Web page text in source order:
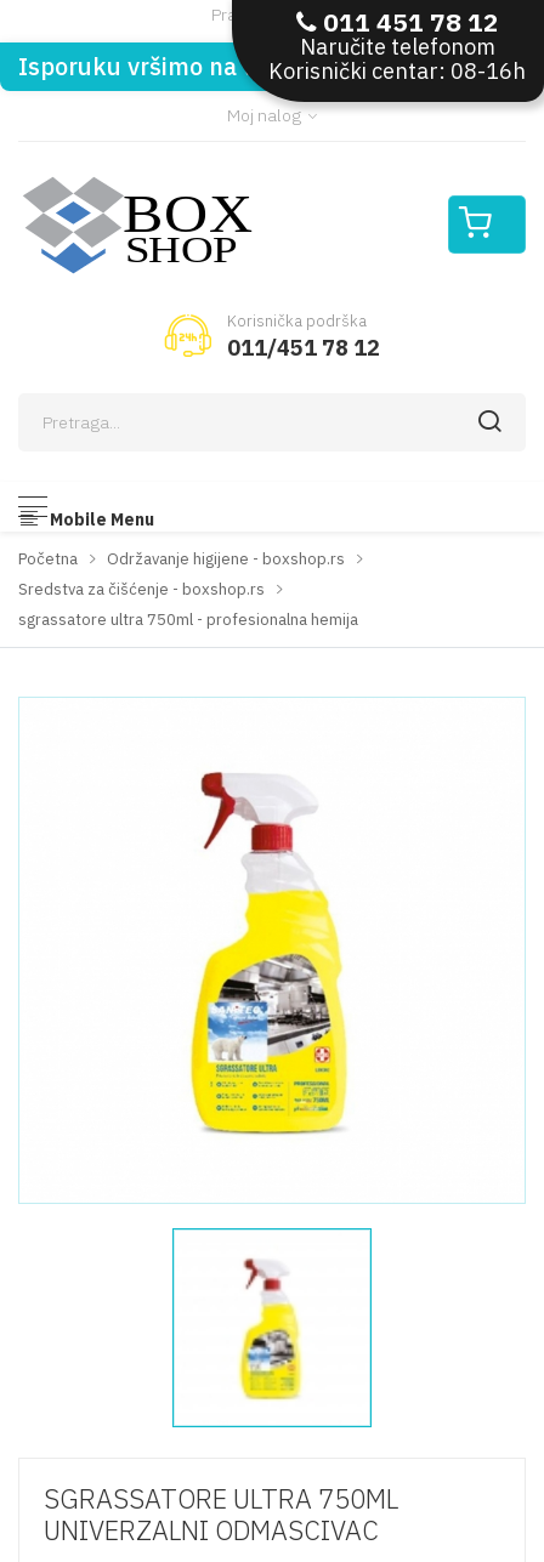
Pratite nas:
Isporuku vršimo na teritoriji Republike Srbije
Moj nalog
Korisnička podrška
011/451 78 12
Mobile Menu
011 451 78 12
Naručite telefonom
Korisnički centar: 08-16h
Početna
Održavanje higijene - boxshop.rs
Sredstva za čišćenje - boxshop.rs
sgrassatore ultra 750ml - profesionalna hemija
SGRASSATORE ULTRA 750ML
UNIVERZALNI ODMASCIVAC